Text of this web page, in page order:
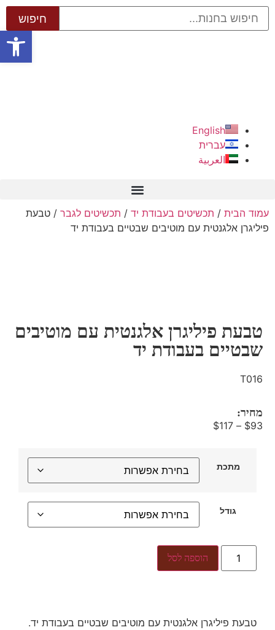
English
עברית
العربية
עמוד הבית / תכשיטים בעבודת יד / תכשיטים לגבר / טבעת
פיליגרן אלגנטית עם מוטיבים שבטיים בעבודת יד
טבעת פיליגרן אלגנטית עם מוטיבים
שבטיים בעבודת יד
T016
מחיר:
$93
–
$117
מתכת
גודל
הוספה לסל
טבעת פיליגרן אלגנטית עם מוטיבים שבטיים בעבודת יד.
פתח